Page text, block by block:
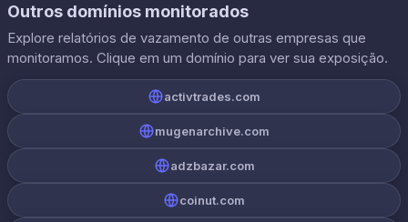
Outros domínios monitorados
Explore relatórios de vazamento de outras empresas que
monitoramos. Clique em um domínio para ver sua exposição.
activtrades.com
mugenarchive.com
adzbazar.com
coinut.com